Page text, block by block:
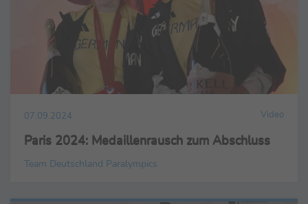
07.09.2024 Video
Paris 2024: Medaillenrausch zum Abschluss
Team Deutschland Paralympics